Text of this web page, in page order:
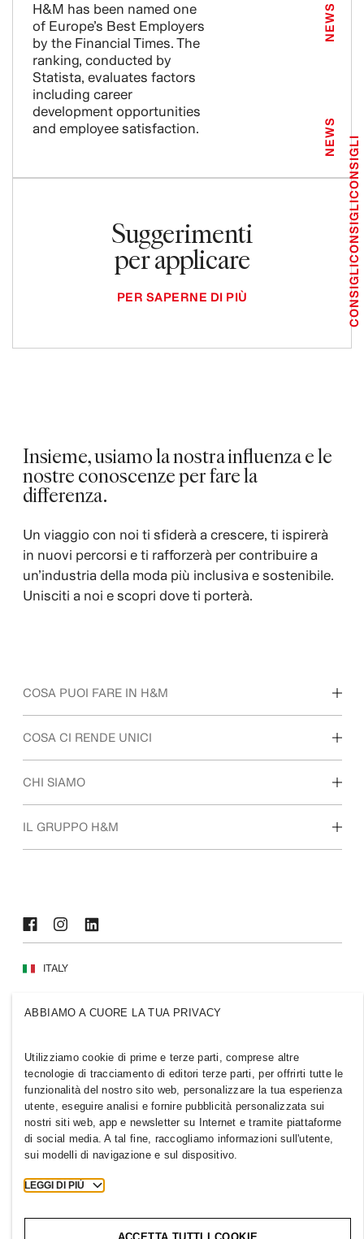
H&M has been named one
of Europe’s Best Employers
by the Financial Times. The
ranking, conducted by
Statista, evaluates factors
including career
development opportunities
and employee satisfaction.
NEWS
NEWS
Suggerimenti
per applicare
PER SAPERNE DI PIÙ CONSIGLI
CONSIGLI
CONSIGLI
Insieme, usiamo la nostra influenza e le
nostre conoscenze per fare la
differenza.
Un viaggio con noi ti sfiderà a crescere, ti ispirerà
in nuovi percorsi e ti rafforzerà per contribuire a
un’industria della moda più inclusiva e sostenibile.
Unisciti a noi e scopri dove ti porterà.
COSA PUOI FARE IN H&M
Scopri le nostre aree di lavoro
COSA CI RENDE UNICI
La nostra cultura e i benefit
CHI SIAMO
Chi siamo
IL GRUPPO H&M
ITALY
2026 H & M Hennes and Mauritz AB.
Thejourneystart
ABBIAMO A CUORE LA TUA PRIVACY
Utilizziamo cookie di prime e terze parti, comprese altre
tecnologie di tracciamento di editori terze parti, per offrirti tutte le
funzionalità del nostro sito web, personalizzare la tua esperienza
utente, eseguire analisi e fornire pubblicità personalizzata sui
nostri siti web, app e newsletter su Internet e tramite piattaforme
di social media. A tal fine, raccogliamo informazioni sull'utente,
sui modelli di navigazione e sul dispositivo.
LEGGI DI PIÙ